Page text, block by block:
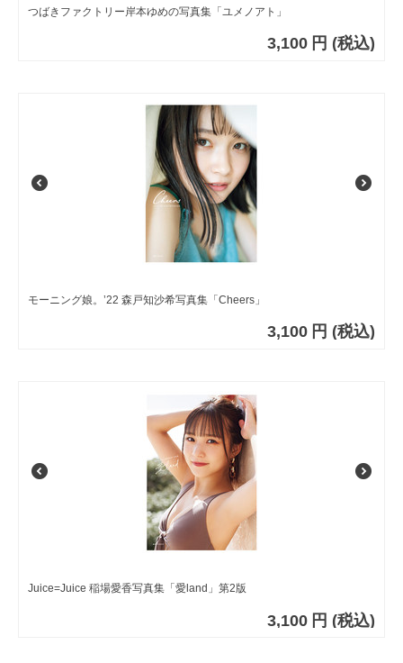
つばきファクトリー岸本ゆめの写真集「ユメノアト」
3,100 円 (税込)
モーニング娘。’22 森戸知沙希写真集「Cheers」
3,100 円 (税込)
Juice=Juice 稲場愛香写真集「愛land」第2版
3,100 円 (税込)